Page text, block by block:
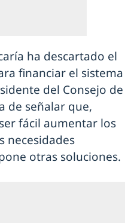
ha descartado el
financiar el sistema
del Consejo de
de señalar que,
fácil aumentar los
necesidades
otras soluciones.